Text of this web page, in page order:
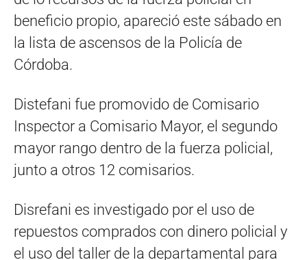
beneficio propio, apareció este sábado en
la lista de ascensos de la Policía de
Córdoba.
Distefani fue promovido de Comisario
Inspector a Comisario Mayor, el segundo
mayor rango dentro de la fuerza policial,
junto a otros 12 comisarios.
Disrefani es investigado por el uso de
repuestos comprados con dinero policial y
el uso del taller de la departamental para